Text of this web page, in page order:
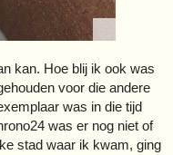
kan. Hoe blij ik ook was
voor die andere
was in die tijd
was er nog niet of
stad waar ik kwam, ging